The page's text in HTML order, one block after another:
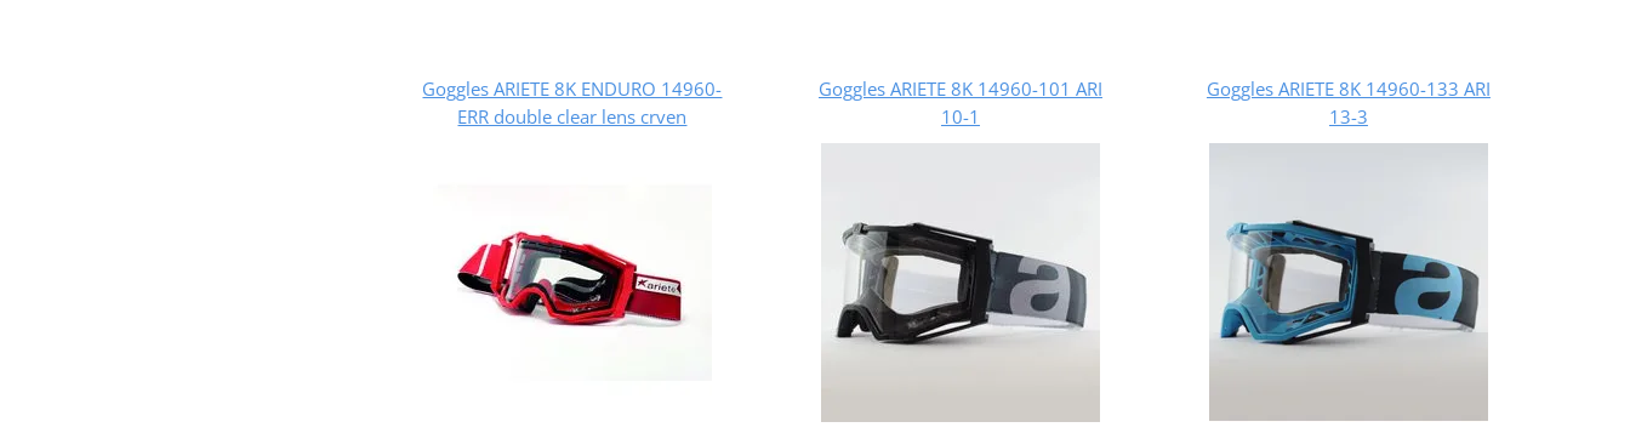
Goggles ARIETE 8K ENDURO 14960-
ERR double clear lens crven
Goggles ARIETE 8K 14960-101 ARI
10-1
Goggles ARIETE 8K 14960-133 ARI
13-3